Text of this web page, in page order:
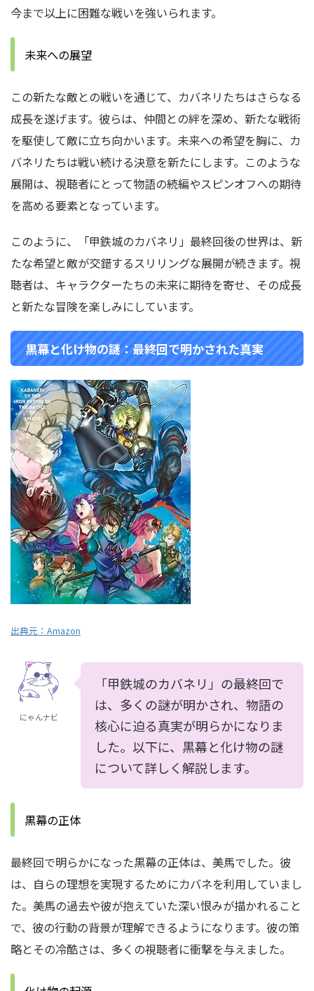
今まで以上に困難な戦いを強いられます。
未来への展望
この新たな敵との戦いを通じて、カバネリたちはさらなる
成長を遂げます。彼らは、仲間との絆を深め、新たな戦術
を駆使して敵に立ち向かいます。未来への希望を胸に、カ
バネリたちは戦い続ける決意を新たにします。このような
展開は、視聴者にとって物語の続編やスピンオフへの期待
を高める要素となっています。
このように、「甲鉄城のカバネリ」最終回後の世界は、新
たな希望と敵が交錯するスリリングな展開が続きます。視
聴者は、キャラクターたちの未来に期待を寄せ、その成長
と新たな冒険を楽しみにしています。
黒幕と化け物の謎：最終回で明かされた真実
出典元： Amazon
にゃんナビ
「甲鉄城のカバネリ」の最終回で
は、多くの謎が明かされ、物語の
核心に迫る真実が明らかになりま
した。以下に、黒幕と化け物の謎
について詳しく解説します。
黒幕の正体
最終回で明らかになった黒幕の正体は、美馬でした。彼
は、自らの理想を実現するためにカバネを利用していまし
た。美馬の過去や彼が抱えていた深い恨みが描かれること
で、彼の行動の背景が理解できるようになります。彼の策
略とその冷酷さは、多くの視聴者に衝撃を与えました。